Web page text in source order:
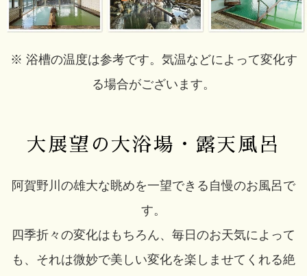
※ 浴槽の温度は参考です。気温などによって変化す
る場合がございます。
大展望の大浴場・露天風呂
阿賀野川の雄大な眺めを一望できる自慢のお風呂で
す。
四季折々の変化はもちろん、毎日のお天気によって
も、それは微妙で美しい変化を楽しませてくれる絶